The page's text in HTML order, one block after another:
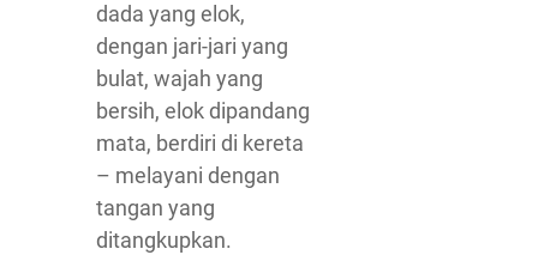
dada yang elok,
dengan jari-jari yang
bulat, wajah yang
bersih, elok dipandang
mata, berdiri di kereta
– melayani dengan
tangan yang
ditangkupkan.